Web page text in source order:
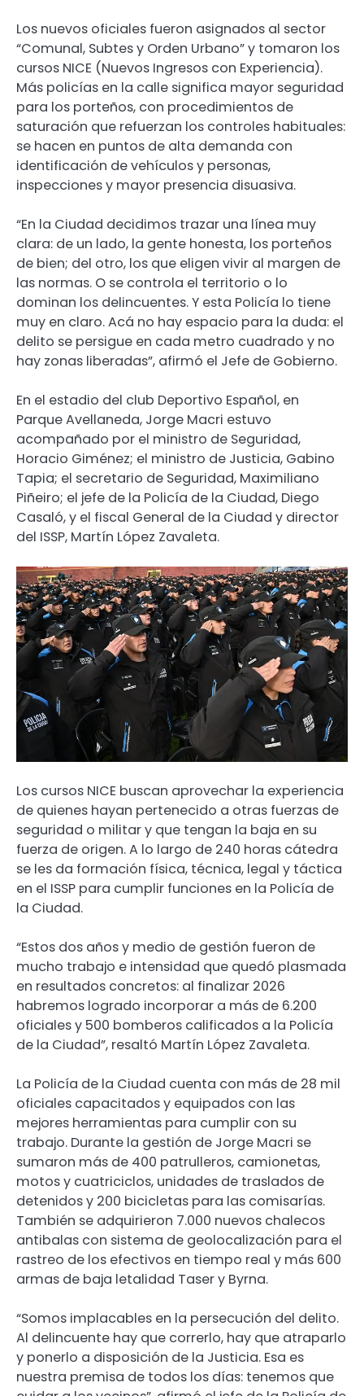
Los nuevos oficiales fueron asignados al sector
“Comunal, Subtes y Orden Urbano” y tomaron los
cursos NICE (Nuevos Ingresos con Experiencia).
Más policías en la calle significa mayor seguridad
para los porteños, con procedimientos de
saturación que refuerzan los controles habituales:
se hacen en puntos de alta demanda con
identificación de vehículos y personas,
inspecciones y mayor presencia disuasiva.
“En la Ciudad decidimos trazar una línea muy
clara: de un lado, la gente honesta, los porteños
de bien; del otro, los que eligen vivir al margen de
las normas. O se controla el territorio o lo
dominan los delincuentes. Y esta Policía lo tiene
muy en claro. Acá no hay espacio para la duda: el
delito se persigue en cada metro cuadrado y no
hay zonas liberadas”, afirmó el Jefe de Gobierno.
En el estadio del club Deportivo Español, en
Parque Avellaneda, Jorge Macri estuvo
acompañado por el ministro de Seguridad,
Horacio Giménez; el ministro de Justicia, Gabino
Tapia; el secretario de Seguridad, Maximiliano
Piñeiro; el jefe de la Policía de la Ciudad, Diego
Casaló, y el fiscal General de la Ciudad y director
del ISSP, Martín López Zavaleta.
Los cursos NICE buscan aprovechar la experiencia
de quienes hayan pertenecido a otras fuerzas de
seguridad o militar y que tengan la baja en su
fuerza de origen. A lo largo de 240 horas cátedra
se les da formación física, técnica, legal y táctica
en el ISSP para cumplir funciones en la Policía de
la Ciudad.
“Estos dos años y medio de gestión fueron de
mucho trabajo e intensidad que quedó plasmada
en resultados concretos: al finalizar 2026
habremos logrado incorporar a más de 6.200
oficiales y 500 bomberos calificados a la Policía
de la Ciudad”, resaltó Martín López Zavaleta.
La Policía de la Ciudad cuenta con más de 28 mil
oficiales capacitados y equipados con las
mejores herramientas para cumplir con su
trabajo. Durante la gestión de Jorge Macri se
sumaron más de 400 patrulleros, camionetas,
motos y cuatriciclos, unidades de traslados de
detenidos y 200 bicicletas para las comisarías.
También se adquirieron 7.000 nuevos chalecos
antibalas con sistema de geolocalización para el
rastreo de los efectivos en tiempo real y más 600
armas de baja letalidad Taser y Byrna.
“Somos implacables en la persecución del delito.
Al delincuente hay que correrlo, hay que atraparlo
y ponerlo a disposición de la Justicia. Esa es
nuestra premisa de todos los días: tenemos que